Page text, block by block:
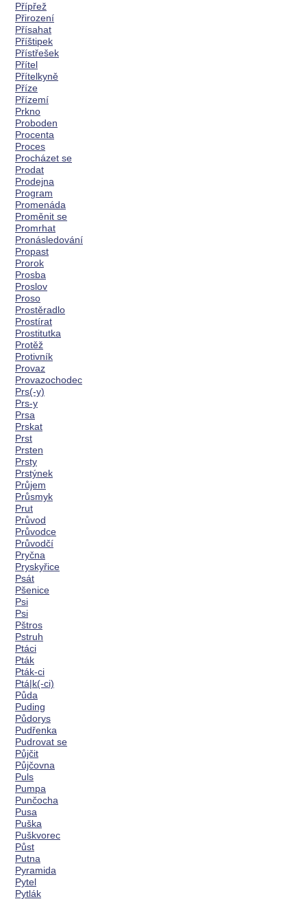
Přípřež
Přirození
Přísahat
Příštipek
Přístřešek
Přítel
Přítelkyně
Příze
Přízemí
Prkno
Proboden
Procenta
Proces
Procházet se
Prodat
Prodejna
Program
Promenáda
Proměnit se
Promrhat
Pronásledování
Propast
Prorok
Prosba
Proslov
Proso
Prostěradlo
Prostírat
Prostitutka
Protěž
Protivník
Provaz
Provazochodec
Prs(-y)
Prs-y
Prsa
Prskat
Prst
Prsten
Prsty
Prstýnek
Průjem
Průsmyk
Prut
Průvod
Průvodce
Průvodčí
Pryčna
Pryskyřice
Psát
Pšenice
Psi
Psi
Pštros
Pstruh
Ptáci
Pták
Pták-ci
Ptá|k(-ci)
Půda
Puding
Půdorys
Pudřenka
Pudrovat se
Půjčit
Půjčovna
Puls
Pumpa
Punčocha
Pusa
Puška
Puškvorec
Půst
Putna
Pyramida
Pytel
Pytlák